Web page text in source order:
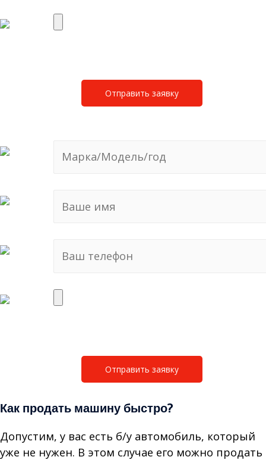
Как продать машину быстро?
Допустим, у вас есть б/у автомобиль, который
уже не нужен. В этом случае его можно продать